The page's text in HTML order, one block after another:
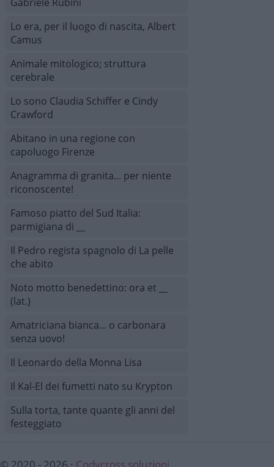
Lo era, per il luogo di nascita, Albert
Camus
Animale mitologico; struttura
cerebrale
Lo sono Claudia Schiffer e Cindy
Crawford
Abitano in una regione con
capoluogo Firenze
Anagramma di granita... per niente
riconoscente!
Famoso piatto del Sud Italia:
parmigiana di __
Il Pedro regista spagnolo di La pelle
che abito
Noto motto benedettino: ora et __
(lat.)
Amatriciana bianca... o carbonara
senza uovo!
Il Leonardo della Monna Lisa
Il Kal-El dei fumetti nato su Krypton
Sulla torta, tante quante gli anni del
festeggiato